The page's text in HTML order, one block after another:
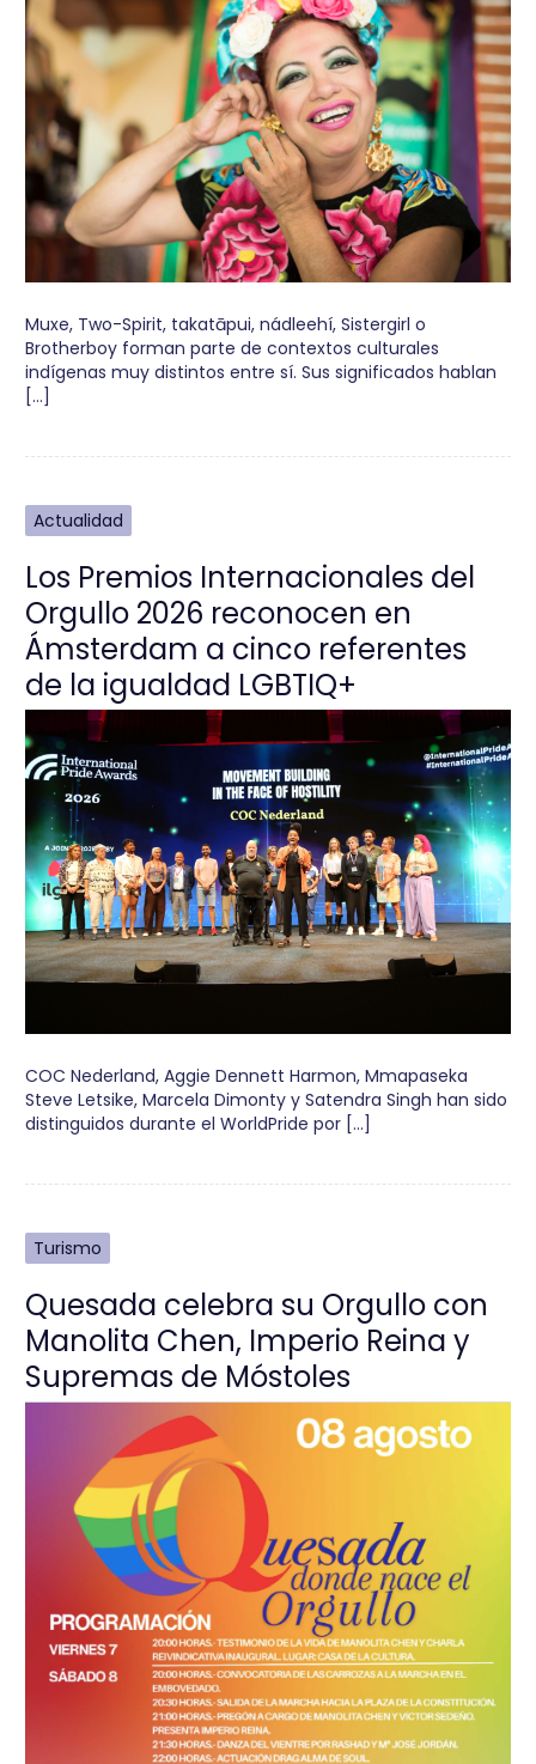
Muxe, Two-Spirit, takatāpui, nádleehí, Sistergirl o
Brotherboy forman parte de contextos culturales
indígenas muy distintos entre sí. Sus significados hablan
[…]
Actualidad
Los Premios Internacionales del
Orgullo 2026 reconocen en
Ámsterdam a cinco referentes
de la igualdad LGBTIQ+
COC Nederland, Aggie Dennett Harmon, Mmapaseka
Steve Letsike, Marcela Dimonty y Satendra Singh han sido
distinguidos durante el WorldPride por […]
Turismo
Quesada celebra su Orgullo con
Manolita Chen, Imperio Reina y
Supremas de Móstoles